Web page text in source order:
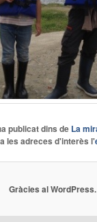
publicat dins de La
les adreces d'interès l'
Gràcies al WordPress.